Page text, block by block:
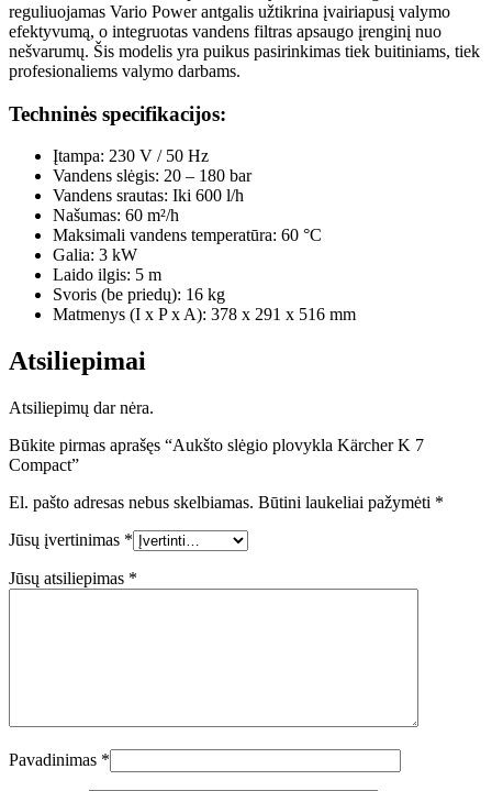
reguliuojamas Vario Power antgalis užtikrina įvairiapusį valymo
efektyvumą, o integruotas vandens filtras apsaugo įrenginį nuo
nešvarumų. Šis modelis yra puikus pasirinkimas tiek buitiniams, tiek
profesionaliems valymo darbams.
Techninės specifikacijos:
Įtampa: 230 V / 50 Hz
Vandens slėgis: 20 – 180 bar
Vandens srautas: Iki 600 l/h
Našumas: 60 m²/h
Maksimali vandens temperatūra: 60 °C
Galia: 3 kW
Laido ilgis: 5 m
Svoris (be priedų): 16 kg
Matmenys (I x P x A): 378 x 291 x 516 mm
Atsiliepimai
Atsiliepimų dar nėra.
Būkite pirmas aprašęs “Aukšto slėgio plovykla Kärcher K 7
Compact”
El. pašto adresas nebus skelbiamas. Būtini laukeliai pažymėti *
Jūsų įvertinimas *
Jūsų atsiliepimas *
Pavadinimas *